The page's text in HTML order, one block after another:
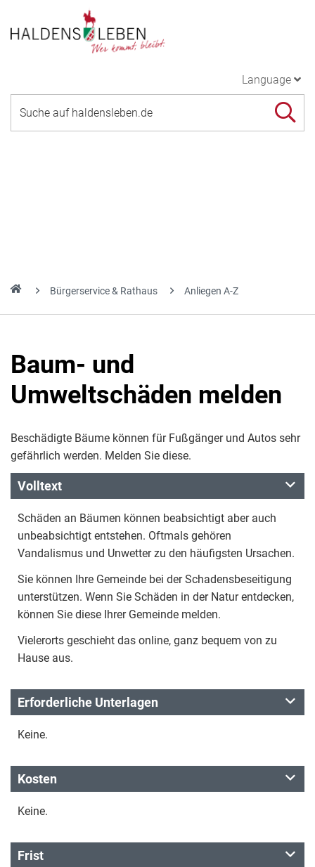
Language
Bürgerservice & Rathaus Anliegen A-Z
Baum- und
Umweltschäden melden
Beschädigte Bäume können für Fußgänger und Autos sehr
gefährlich werden. Melden Sie diese.
Volltext
Schäden an Bäumen können beabsichtigt aber auch
unbeabsichtigt entstehen. Oftmals gehören
Vandalismus und Unwetter zu den häufigsten Ursachen.
Sie können Ihre Gemeinde bei der Schadensbeseitigung
unterstützen. Wenn Sie Schäden in der Natur entdecken,
können Sie diese Ihrer Gemeinde melden.
Vielerorts geschieht das online, ganz bequem von zu
Hause aus.
Erforderliche Unterlagen
Keine.
Kosten
Keine.
Frist